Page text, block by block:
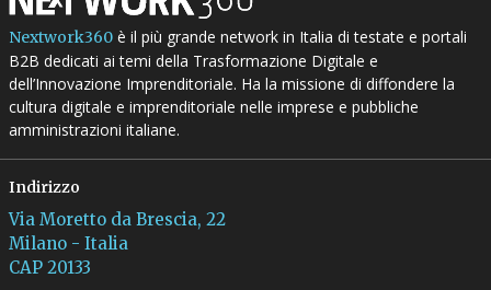
Nextwork360è il più grande network in Italia di testate e portali
B2B dedicati ai temi della Trasformazione Digitale e
dell’Innovazione Imprenditoriale. Ha la missione di diffondere la
cultura digitale e imprenditoriale nelle imprese e pubbliche
amministrazioni italiane.
Indirizzo
Via Moretto da Brescia, 22
Milano - Italia
CAP 20133